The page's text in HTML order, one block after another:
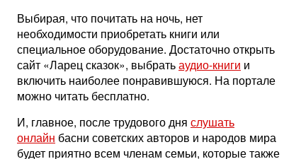
Выбирая, что почитать на ночь, нет
необходимости приобретать книги или
специальное оборудование. Достаточно открыть
сайт «Ларец сказок», выбратьаудио-книги и
включить наиболее понравившуюся. На портале
можно читать бесплатно.
И, главное, после трудового дня слушать
онлайн басни советских авторов и народов мира
будет приятно всем членам семьи, которые также